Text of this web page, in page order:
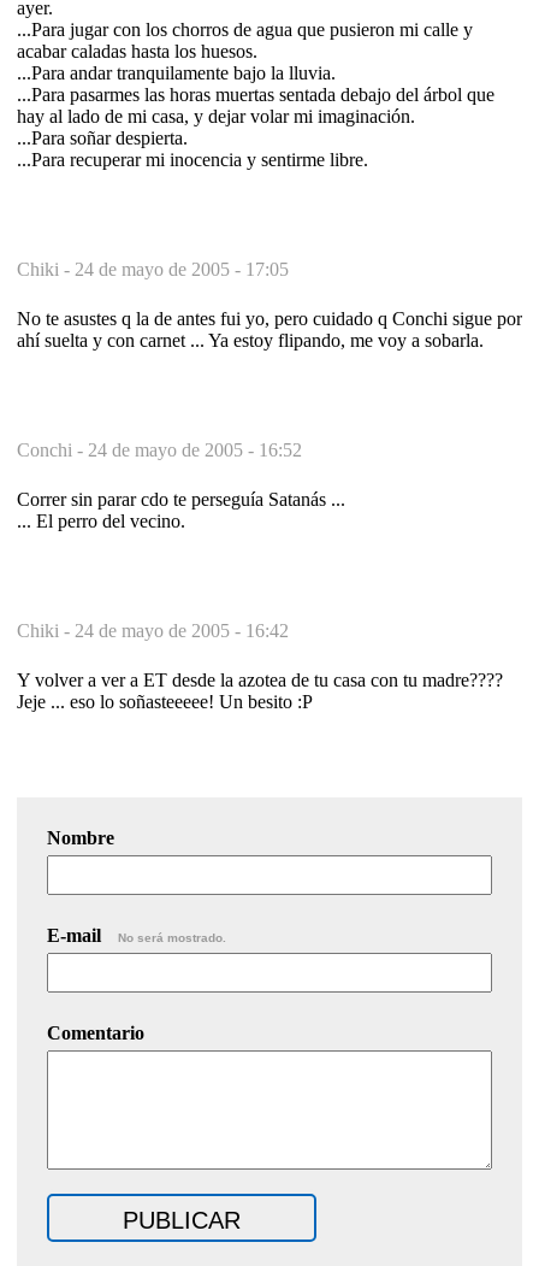
ayer.
...Para jugar con los chorros de agua que pusieron mi calle y
acabar caladas hasta los huesos.
...Para andar tranquilamente bajo la lluvia.
...Para pasarmes las horas muertas sentada debajo del árbol que
hay al lado de mi casa, y dejar volar mi imaginación.
...Para soñar despierta.
...Para recuperar mi inocencia y sentirme libre.
Chiki - 24 de mayo de 2005 - 17:05
No te asustes q la de antes fui yo, pero cuidado q Conchi sigue por
ahí suelta y con carnet ... Ya estoy flipando, me voy a sobarla.
Conchi - 24 de mayo de 2005 - 16:52
Correr sin parar cdo te perseguía Satanás ...
... El perro del vecino.
Chiki - 24 de mayo de 2005 - 16:42
Y volver a ver a ET desde la azotea de tu casa con tu madre????
Jeje ... eso lo soñasteeeee! Un besito :P
Nombre
E-mail No será mostrado.
Comentario